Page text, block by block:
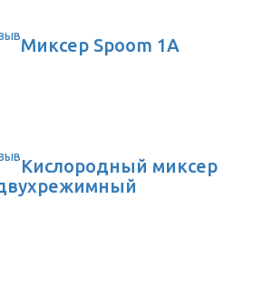
Миксер Spoom 1A
Кислородный миксер